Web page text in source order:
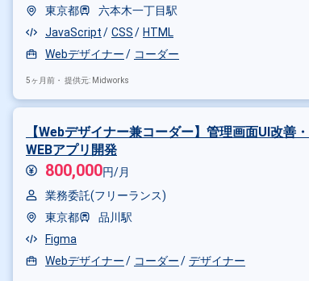
東京都
六本木一丁目駅
JavaScript
CSS
HTML
Webデザイナー
コーダー
5ヶ月前・ 提供元: Midworks
【Webデザイナー兼コーダー】管理画面UI改善・
WEBアプリ開発
800,000円/月
業務委託(フリーランス)
東京都
品川駅
Figma
Webデザイナー
コーダー デザイナー